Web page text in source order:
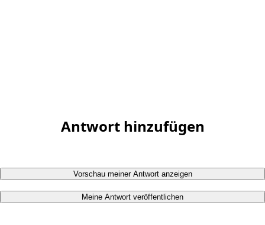
Antwort hinzufügen
Vorschau meiner Antwort anzeigen
Meine Antwort veröffentlichen